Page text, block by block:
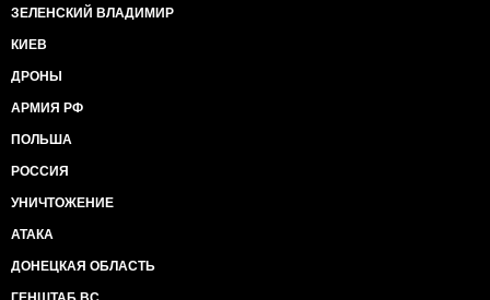
ЗЕЛЕНСКИЙ ВЛАДИМИР
КИЕВ
ДРОНЫ
АРМИЯ РФ
ПОЛЬША
РОССИЯ
УНИЧТОЖЕНИЕ
АТАКА
ДОНЕЦКАЯ ОБЛАСТЬ